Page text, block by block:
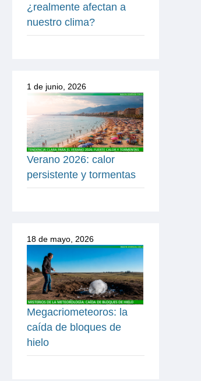
¿realmente afectan a
nuestro clima?
1 de junio, 2026
Verano 2026: calor
persistente y tormentas
18 de mayo, 2026
Megacriometeoros: la
caída de bloques de
hielo